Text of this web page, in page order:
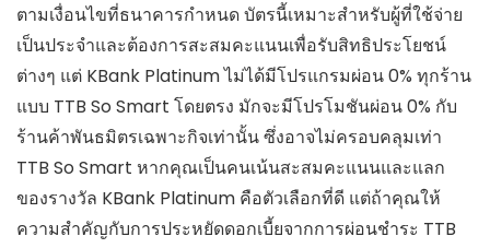
ตามเงื่อนไขที่ธนาคารกำหนด บัตรนี้เหมาะสำหรับผู้ที่ใช้จ่าย
เป็นประจำและต้องการสะสมคะแนนเพื่อรับสิทธิประโยชน์
ต่างๆ แต่ KBank Platinum ไม่ได้มีโปรแกรมผ่อน 0% ทุกร้าน
แบบ TTB So Smart โดยตรง มักจะมีโปรโมชันผ่อน 0% กับ
ร้านค้าพันธมิตรเฉพาะกิจเท่านั้น ซึ่งอาจไม่ครอบคลุมเท่า
TTB So Smart หากคุณเป็นคนเน้นสะสมคะแนนและแลก
ของรางวัล KBank Platinum คือตัวเลือกที่ดี แต่ถ้าคุณให้
ความสำคัญกับการประหยัดดอกเบี้ยจากการผ่อนชำระ TTB